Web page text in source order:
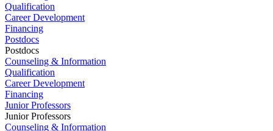
Qualification
Career Development
Financing
Postdocs
Postdocs
Counseling & Information
Qualification
Career Development
Financing
Junior Professors
Junior Professors
Counseling & Information